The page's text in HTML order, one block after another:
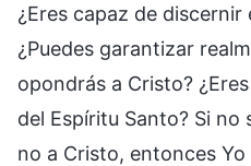
¿Eres capaz de
¿Puedes garantizar
opondrás a Cristo?
del Espíritu Santo? Si no
no a Cristo, entonces